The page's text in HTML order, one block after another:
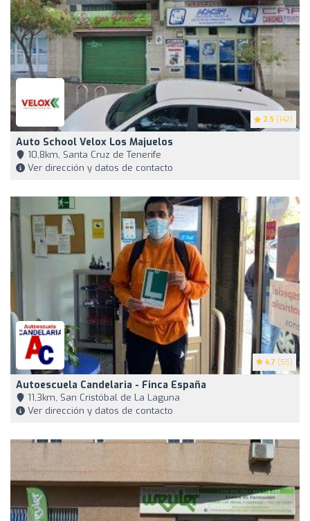
2.5 (142)
Auto School Velox Los Majuelos
10,8km, Santa Cruz de Tenerife
Ver dirección y datos de contacto
4.7 (55)
Autoescuela Candelaria - Finca España
11,3km, San Cristóbal de La Laguna
Ver dirección y datos de contacto